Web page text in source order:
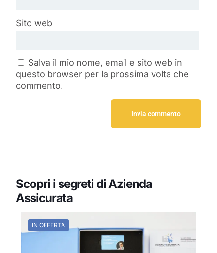
Sito web
Salva il mio nome, email e sito web in
questo browser per la prossima volta che
commento.
Scopri i segreti di Azienda
Assicurata
IN OFFERTA